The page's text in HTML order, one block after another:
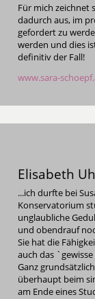
Für mich zeichnet
dadurch aus, im
gefordert zu
werden und dies
definitiv der Fall!
www.sara-
Elisabeth
...ich durfte bei
Konservatorium
unglaubliche
und obendrauf
Sie hat die
auch das
Ganz
überhaupt beim
am Ende eines